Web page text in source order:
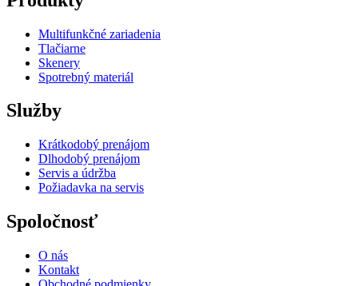
Multifunkčné zariadenia
Tlačiarne
Skenery
Spotrebný materiál
Služby
Krátkodobý prenájom
Dlhodobý prenájom
Servis a údržba
Požiadavka na servis
Spoločnosť
O nás
Kontakt